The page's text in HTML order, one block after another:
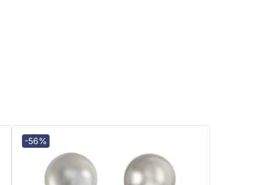
-56%